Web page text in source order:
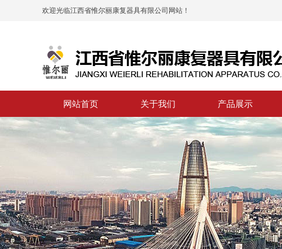
欢迎光临江西省惟尔丽康复器具有限公司网站！
网站首页 关于我们 产品展示